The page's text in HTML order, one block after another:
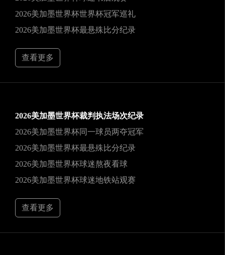
2026美加墨世界杯世界杯冠军巡礼
2026美加墨世界杯最悬殊比分纪录
查看更多
2026美加墨世界杯裁判执法场次纪录
2026美加墨世界杯同一球员两夺冠军
2026美加墨世界杯最悬殊比分纪录
2026美加墨世界杯球迷熬夜看球
2026美加墨世界杯球迷地铁站观赛
查看更多